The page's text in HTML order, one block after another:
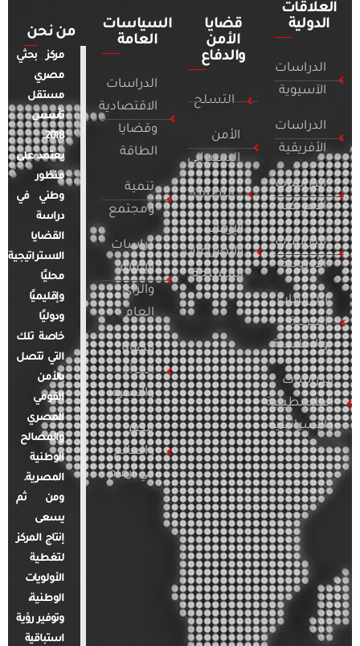
العلاقات
الدولية
الدراسات
الآسيوية
الدراسات
الأفريقية
الدراسات
الأمريكية
الدراسات
الأوروبية
الدراسات
العربية
والإقليمية
الدراسات
الفلسطينية
والإسرائيلية
قضايا
الأمن
والدفاع
التسلح
الأمن
السيبراني
التطرف
الإرهاب
والصراعات
المسلحة
السياسات
العامة
الدراسات
الاقتصادية
وقضايا
الطاقة
تنمية
ومجتمع
دراسات
الإعلام
والرأي
العام
قضايا
المرأة
والأسرة
مصر
والعالم
في أرقام
من نحن
مركز بحثي
مصري
مستقل
تأسس
2018.
يعتمد على
منظور
وطني في
دراسة
القضايا
الاستراتيجية
محليًا
وإقليميًا
ودوليًا
خاصة تلك
التي تتصل
بالأمن
القومي
المصري
والمصالح
الوطنية
المصرية.
ومن ثم
يسعى
إنتاج المركز
لتغطية
الأولويات
الوطنية،
وتوفير رؤية
استباقية